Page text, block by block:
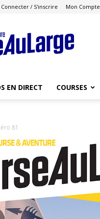
Connecter / S'inscrire Mon Compte
Course
au
Large
EN DIRECT COURSES
81